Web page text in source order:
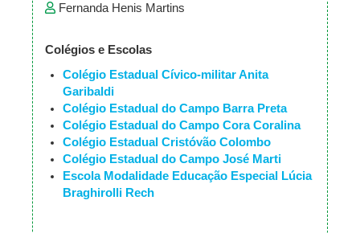
Fernanda Henis Martins
Colégios e Escolas
Colégio Estadual Cívico-militar Anita
Garibaldi
Colégio Estadual do Campo Barra Preta
Colégio Estadual do Campo Cora Coralina
Colégio Estadual Cristóvão Colombo
Colégio Estadual do Campo José Marti
Escola Modalidade Educação Especial Lúcia
Braghirolli Rech